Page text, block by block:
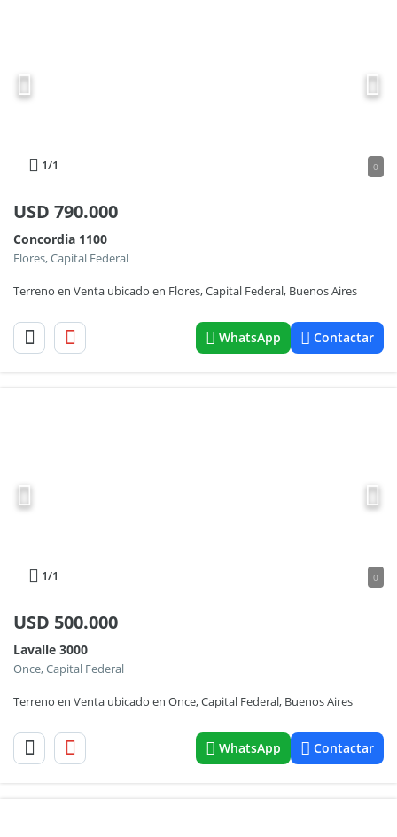
1/1 0
USD 790.000
Concordia 1100
Flores, Capital Federal
Terreno en Venta ubicado en Flores, Capital Federal, Buenos Aires
WhatsApp Contactar
1/1 0
USD 500.000
Lavalle 3000
Once, Capital Federal
Terreno en Venta ubicado en Once, Capital Federal, Buenos Aires
WhatsApp Contactar